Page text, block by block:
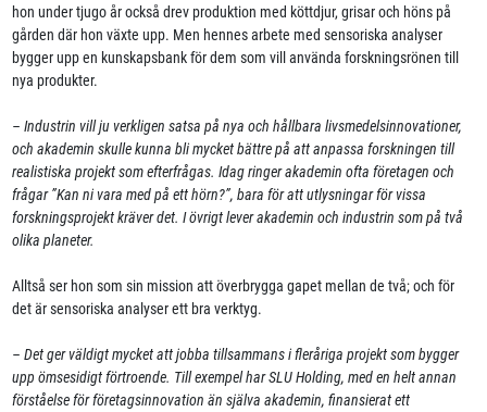
hon under tjugo år också drev produktion med köttdjur, grisar och höns på
gården där hon växte upp. Men hennes arbete med sensoriska analyser
bygger upp en kunskapsbank för dem som vill använda forskningsrönen till
nya produkter.
– Industrin vill ju verkligen satsa på nya och hållbara livsmedelsinnovationer,
och akademin skulle kunna bli mycket bättre på att anpassa forskningen till
realistiska projekt som efterfrågas. Idag ringer akademin ofta företagen och
frågar ”Kan ni vara med på ett hörn?”, bara för att utlysningar för vissa
forskningsprojekt kräver det. I övrigt lever akademin och industrin som på två
olika planeter.
Alltså ser hon som sin mission att överbrygga gapet mellan de två; och för
det är sensoriska analyser ett bra verktyg.
– Det ger väldigt mycket att jobba tillsammans i fleråriga projekt som bygger
upp ömsesidigt förtroende. Till exempel har SLU Holding, med en helt annan
förståelse för företagsinnovation än själva akademin, finansierat ett